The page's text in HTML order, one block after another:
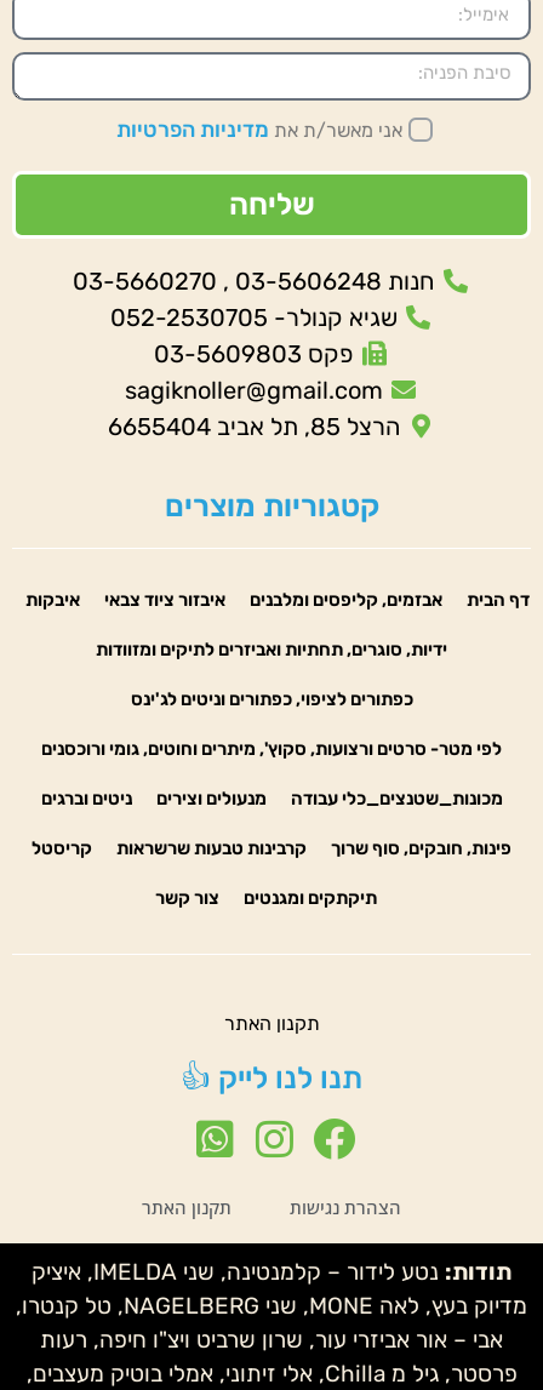
אני מאשר/ת את מדיניות הפרטיות
שליחה
חנות 03-5606248 , 03-5660270
שגיא קנולר- 052-2530705
פקס 03-5609803
sagiknoller@gmail.com
הרצל 85, תל אביב 6655404
קטגוריות מוצרים
דף הבית אבזמים, קליפסים ומלבנים איבזור ציוד צבאי איבקות
ידיות, סוגרים, תחתיות ואביזרים לתיקים ומזוודות
כפתורים לציפוי, כפתורים וניטים לג'ינס
לפי מטר- סרטים ורצועות, סקוץ', מיתרים וחוטים, גומי ורוכסנים
מכונות_שטנצים_כלי עבודה מנעולים וצירים ניטים וברגים
פינות, חובקים, סוף שרוך קרבינות טבעות שרשראות קריסטל
תיקתקים ומגנטים צור קשר
תקנון האתר
תנו לנו לייק 👍
הצהרת נגישות תקנון האתר
תודות:
נטע לידור – קלמנטינה, שני IMELDA, איציק
מדיוק בעץ, לאה MONE, שני NAGELBERG, טל קנטרו,
אבי – אור אביזרי עור, שרון שרביט ויצ"ו חיפה, רעות
פרסטר, גיל מ Chilla, אלי זיתוני, אמלי בוטיק מעצבים,